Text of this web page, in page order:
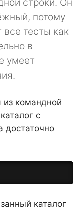
потому
все тесты как
в
умеет
из командной
с
достаточно
каталог